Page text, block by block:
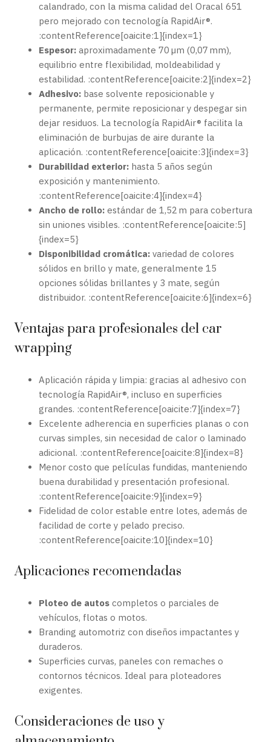
calandrado, con la misma calidad del Oracal 651
pero mejorado con tecnología RapidAir®.
:contentReference[oaicite:1]{index=1}
Espesor: aproximadamente 70 µm (0,07 mm),
equilibrio entre flexibilidad, moldeabilidad y
estabilidad. :contentReference[oaicite:2]{index=2}
Adhesivo: base solvente reposicionable y
permanente, permite reposicionar y despegar sin
dejar residuos. La tecnología RapidAir® facilita la
eliminación de burbujas de aire durante la
aplicación. :contentReference[oaicite:3]{index=3}
Durabilidad exterior: hasta 5 años según
exposición y mantenimiento.
:contentReference[oaicite:4]{index=4}
Ancho de rollo: estándar de 1,52 m para cobertura
sin uniones visibles. :contentReference[oaicite:5]
{index=5}
Disponibilidad cromática: variedad de colores
sólidos en brillo y mate, generalmente 15
opciones sólidas brillantes y 3 mate, según
distribuidor. :contentReference[oaicite:6]{index=6}
Ventajas para profesionales del car
wrapping
Aplicación rápida y limpia: gracias al adhesivo con
tecnología RapidAir®, incluso en superficies
grandes. :contentReference[oaicite:7]{index=7}
Excelente adherencia en superficies planas o con
curvas simples, sin necesidad de calor o laminado
adicional. :contentReference[oaicite:8]{index=8}
Menor costo que películas fundidas, manteniendo
buena durabilidad y presentación profesional.
:contentReference[oaicite:9]{index=9}
Fidelidad de color estable entre lotes, además de
facilidad de corte y pelado preciso.
:contentReference[oaicite:10]{index=10}
Aplicaciones recomendadas
Ploteo de autos completos o parciales de
vehículos, flotas o motos.
Branding automotriz con diseños impactantes y
duraderos.
Superficies curvas, paneles con remaches o
contornos técnicos. Ideal para ploteadores
exigentes.
Consideraciones de uso y